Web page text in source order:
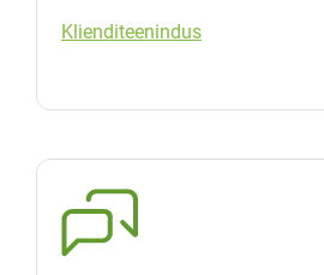
Klienditeenindus